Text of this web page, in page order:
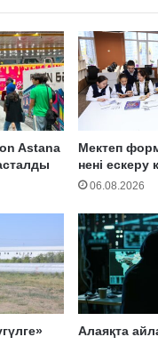
Astana
Мектеп
нені ескеру
06.08.2026
Алаяқта